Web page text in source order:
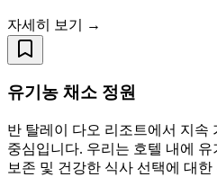
자세히 보기 →
유기농 채소 정원
반 탈레이 다오 리조트에서 지속
중심입니다. 우리는 호텔 내에
보존 및 건강한 식사 선택에 대